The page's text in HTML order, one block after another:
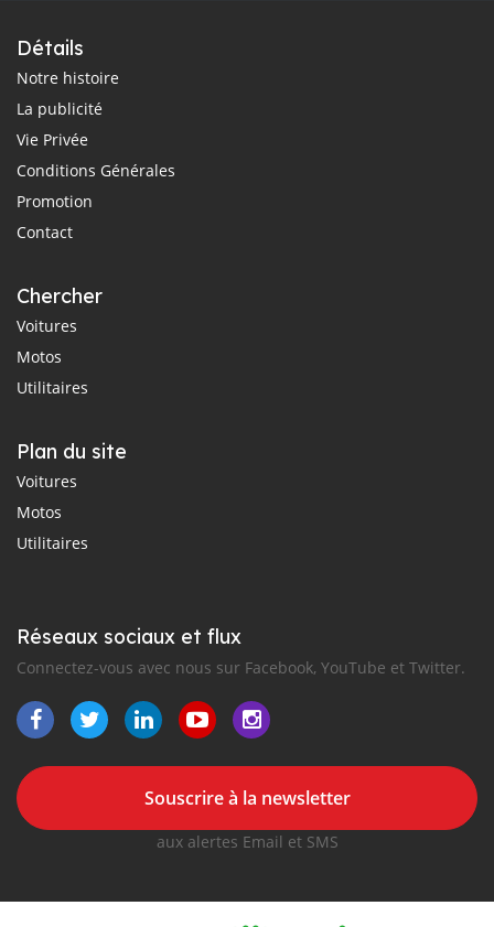
Détails
Notre histoire
La publicité
Vie Privée
Conditions Générales
Promotion
Contact
Chercher
Voitures
Motos
Utilitaires
Plan du site
Voitures
Motos
Utilitaires
Réseaux sociaux et flux
Connectez-vous avec nous sur Facebook, YouTube et Twitter.
Souscrire à la newsletter
aux alertes Email et SMS